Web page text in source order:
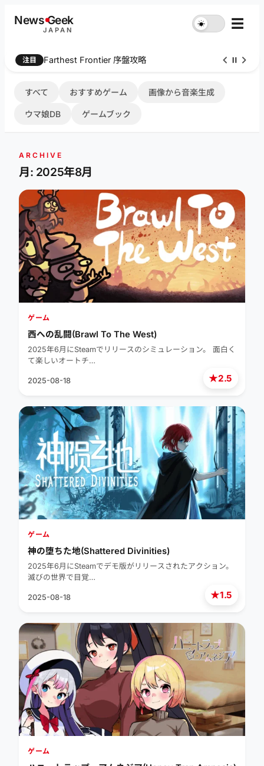
NewsGeek
JAPAN
☀︎ ☰
注目 Farthest Frontier 序盤攻略
すべて おすすめゲーム 画像から音楽生成
ウマ娘DB ゲームブック
ARCHIVE
月: 2025年8月
★2.5
ゲーム
西への乱闘(Brawl To The West)
2025年6月にSteamでリリースのシミュレーション。 面白く
て楽しいオートチ…
2025-08-18
★1.5
ゲーム
神の堕ちた地(Shattered Divinities)
2025年6月にSteamでデモ版がリリースされたアクション。
滅びの世界で目覚…
2025-08-18
ゲーム